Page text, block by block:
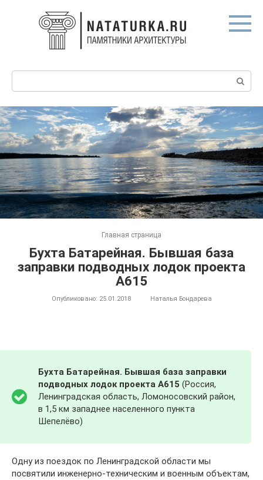
Главная страница
Бухта Батарейная. Бывшая база
заправки подводных лодок проекта
А615
Опубликовано: 25.01.2018 Наталья Бондарева
Бухта Батарейная. Бывшая база заправки
подводных лодок проекта А615 (Россия,
Ленинградская область, Ломоносовский район,
в 1,5 км западнее населенного пункта
Шепелёво)
Одну из поездок по Ленинградской области мы
посвятили инженерно-техническим и военным объектам,